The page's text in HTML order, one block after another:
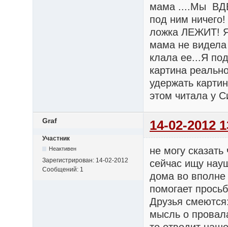
мама ....Мы
под ним
ложка ЛЕЖИТ! Я
мама не
клала ее...Я
картина
удержать
этом читала у
Graf 14-02-2012
Участник
Неактивен
Зарегистрирован: 14-02-2012
Сообщений: 1
не могу
сейчас ищу
дома во вполне
помогает
Друзья
мысль о